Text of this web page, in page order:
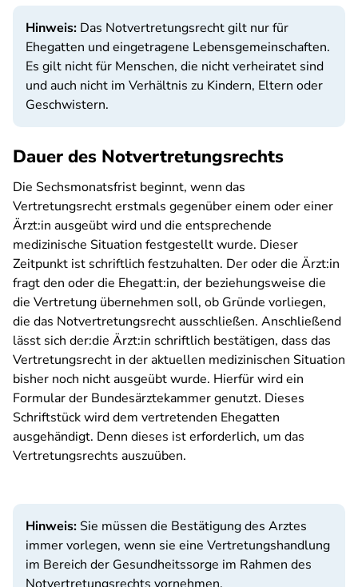
Hinweis: Das Notvertretungsrecht gilt nur für
Ehegatten und eingetragene Lebensgemeinschaften.
Es gilt nicht für Menschen, die nicht verheiratet sind
und auch nicht im Verhältnis zu Kindern, Eltern oder
Geschwistern.
Dauer des Notvertretungsrechts
Die Sechsmonatsfrist beginnt, wenn das
Vertretungsrecht erstmals gegenüber einem oder einer
Ärzt:in ausgeübt wird und die entsprechende
medizinische Situation festgestellt wurde. Dieser
Zeitpunkt ist schriftlich festzuhalten. Der oder die Ärzt:in
fragt den oder die Ehegatt:in, der beziehungsweise die
die Vertretung übernehmen soll, ob Gründe vorliegen,
die das Notvertretungsrecht ausschließen. Anschließend
lässt sich der:die Ärzt:in schriftlich bestätigen, dass das
Vertretungsrecht in der aktuellen medizinischen Situation
bisher noch nicht ausgeübt wurde. Hierfür wird ein
Formular der Bundesärztekammer genutzt. Dieses
Schriftstück wird dem vertretenden Ehegatten
ausgehändigt. Denn dieses ist erforderlich, um das
Vertretungsrechts auszuüben.
Hinweis: Sie müssen die Bestätigung des Arztes
immer vorlegen, wenn sie eine Vertretungshandlung
im Bereich der Gesundheitssorge im Rahmen des